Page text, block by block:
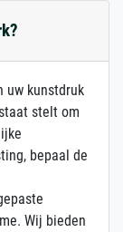
uw kunstdruk
stelt om
bepaal de
Wij bieden